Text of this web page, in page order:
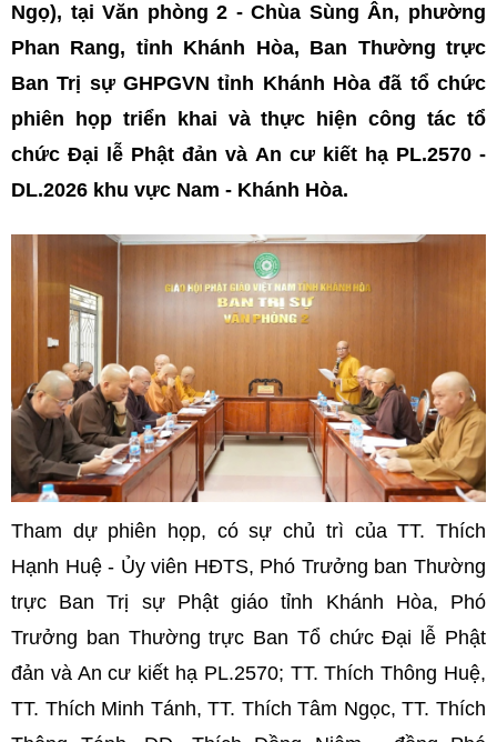
Ngọ), tại Văn phòng 2 - Chùa Sùng Ân, phường
Phan Rang, tỉnh Khánh Hòa, Ban Thường trực
Ban Trị sự GHPGVN tỉnh Khánh Hòa đã tổ chức
phiên họp triển khai và thực hiện công tác tổ
chức Đại lễ Phật đản và An cư kiết hạ PL.2570 -
DL.2026 khu vực Nam - Khánh Hòa.
Tham dự phiên họp, có sự chủ trì của TT. Thích
Hạnh Huệ - Ủy viên HĐTS, Phó Trưởng ban Thường
trực Ban Trị sự Phật giáo tỉnh Khánh Hòa, Phó
Trưởng ban Thường trực Ban Tổ chức Đại lễ Phật
đản và An cư kiết hạ PL.2570; TT. Thích Thông Huệ,
TT. Thích Minh Tánh, TT. Thích Tâm Ngọc, TT. Thích